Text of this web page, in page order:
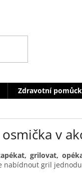
Zdravotní
v
grilovat,
nabídnout gril